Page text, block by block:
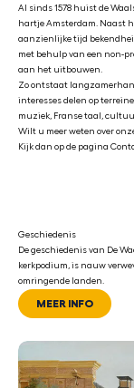
Al sinds 1578 huist de
hartje Amsterdam. Naast
aanzienlijke tijd
met behulp van een non-
aan het uitbouwen.
Zo ontstaat
interesses delen op
muziek, Franse taal,
Wilt u meer weten over
Kijk dan op de pagina
Geschiedenis
De geschiedenis van De
kerkpodium, is nauw
omringende landen.
MEER INFO